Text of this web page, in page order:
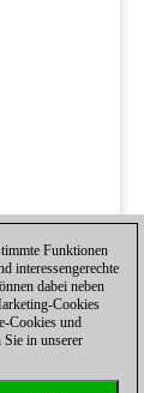
Funktionen
interessengerechte
dabei neben
Cookies
Cookies und
in unserer